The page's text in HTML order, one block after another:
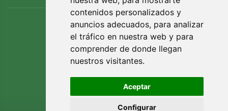
contenidos personalizados y
anuncios adecuados, para analizar
el tráfico en nuestra web y para
comprender de donde llegan
nuestros visitantes.
Aceptar
Configurar